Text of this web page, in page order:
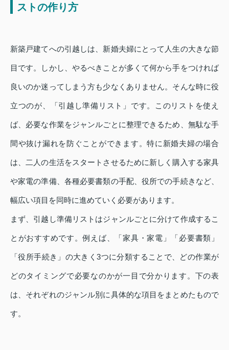
ストの作り方
新築戸建てへの引越しは、新婚夫婦にとって人生の大きな節
目です。しかし、やるべきことが多くて何から手をつければ
良いのか迷ってしまう方も少なくありません。そんな時に役
立つのが、「引越し準備リスト」です。このリストを使え
ば、必要な作業をジャンルごとに整理できるため、無駄な手
間や抜け漏れを防ぐことができます。特に新婚夫婦の場合
は、二人の生活をスタートさせるために新しく購入する家具
や家電の準備、各種必要書類の手配、役所での手続きなど、
幅広い項目を同時に進めていく必要があります。
まず、引越し準備リストはジャンルごとに分けて作成するこ
とがおすすめです。例えば、「家具・家電」「必要書類」
「役所手続き」の大きく3つに分類することで、どの作業が
どのタイミングで必要なのかが一目で分かります。下の表
は、それぞれのジャンル別に具体的な項目をまとめたもので
す。